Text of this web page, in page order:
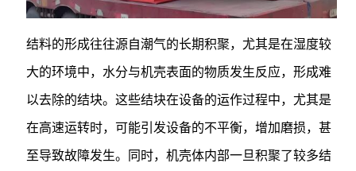
结料的形成往往源自潮气的长期积聚，尤其是在湿度较
大的环境中，水分与机壳表面的物质发生反应，形成难
以去除的结块。这些结块在设备的运作过程中，尤其是
在高速运转时，可能引发设备的不平衡，增加磨损，甚
至导致故障发生。同时，机壳体内部一旦积聚了较多结